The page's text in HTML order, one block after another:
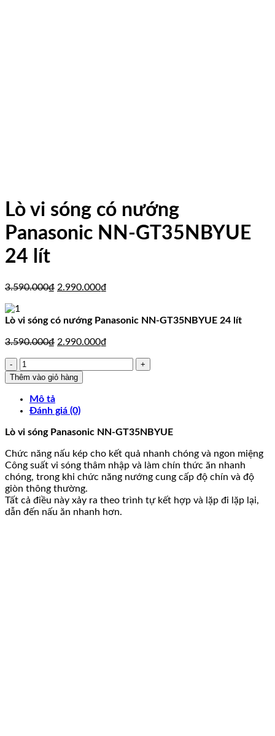
Lò vi sóng có nướng
Panasonic NN-GT35NBYUE
24 lít
3.590.000₫ Giá
3.590.000₫.
2.990.000₫
là:
Lò vi sóng có nướng Panasonic NN-GT35NBYUE 24 lít
3.590.000₫ Giá
3.590.000₫.
2.990.000₫
Lò
vi
sóng
có
nướng
NN-
24
lít
số
lượng
Thêm vào giỏ hàng
Mô tả
Đánh giá (0)
Lò vi sóng Panasonic NN-GT35NBYUE
Chức năng nấu kép cho kết quả nhanh chóng và ngon miệng
Công suất vi sóng thâm nhập và làm chín thức ăn nhanh
chóng, trong khi chức năng nướng cung cấp độ chín và độ
giòn thông thường.
Tất cả điều này xảy ra theo trình tự kết hợp và lặp đi lặp lại,
dẫn đến nấu ăn nhanh hơn.